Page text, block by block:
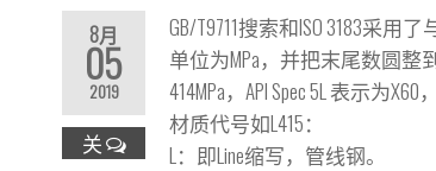
8月
05
2019
关
GB/T9711搜索和ISO 3183采用
单位为MPa，并把末尾数圆整
414MPa，API Spec 5L 表示为X60
材质代号如L415：
L：即Line缩写，管线钢。